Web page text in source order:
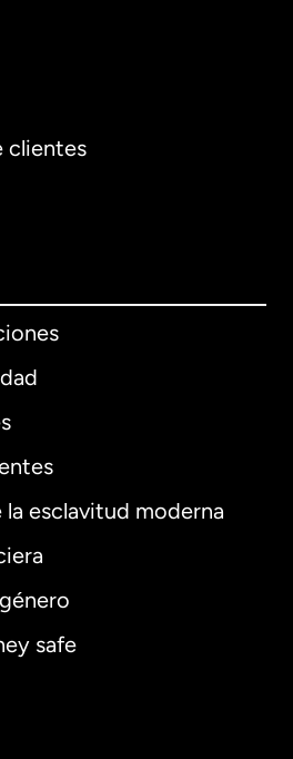
clientes
esclavitud moderna
safe
English